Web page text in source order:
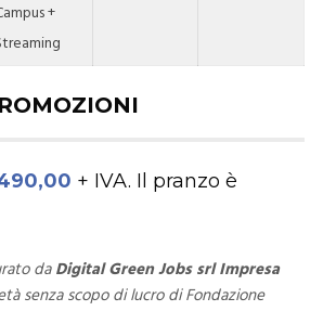
+
+ IVA. Il pranzo è
daDigital Green Jobs srl Impresa
senza scopo di lucro di Fondazione